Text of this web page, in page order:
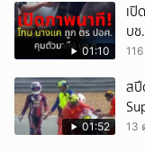
01:10
เ
บช
01:52
สปี
13